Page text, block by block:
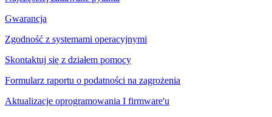
Gwarancja
Zgodność z systemami operacyjnymi
Skontaktuj się z działem pomocy
Formularz raportu o podatności na zagrożenia
Aktualizacje oprogramowania I firmware'u